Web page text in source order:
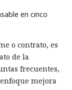
en cinco
o contrato, es
de la
frecuentes,
mejora